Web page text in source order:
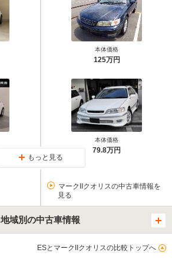
本体価格
125万円
本体価格
79.8万円
もっと見る
マークIIクオリスの中古車情報を
見る
地域別の中古車情報
ESとマークIIクオリスの比較トップへ